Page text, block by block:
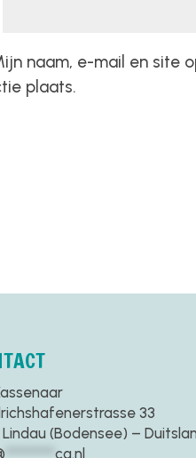
naam, e-mail en site
plaats.
33
Lindau (Bodensee) –
********ca.nl